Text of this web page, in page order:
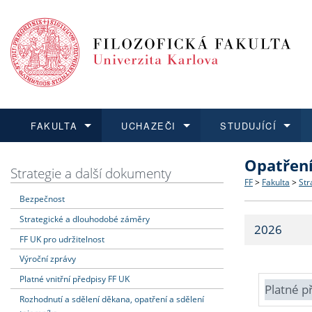
FAKULTA
Dozvědět se více
Struktura
Strategie
Fakultní
UCHAZEČI
Podat přihlášku
Co
Učitelské
STUDUJÍCÍ
Dozvědět se více
Dozvědět se více
O vědě a
Dozvědět se více
Aktuální
Strategie a další dokumenty
Bezpečnost
Strategické a dlouhodobé záměry
FF UK pro udržitelnost
Výroční zprávy
Platné vnitřní předpisy FF UK
Rozhodnutí a sdělení děkana, opatření a sdělení
FF > Fakulta >
2026
Platné